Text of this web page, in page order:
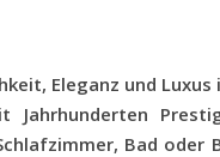
Eleganz und Luxus
Jahrhunderten
Bad oder